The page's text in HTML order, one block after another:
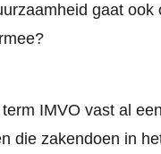
gaat
IMVO vast al
die zakendoen in